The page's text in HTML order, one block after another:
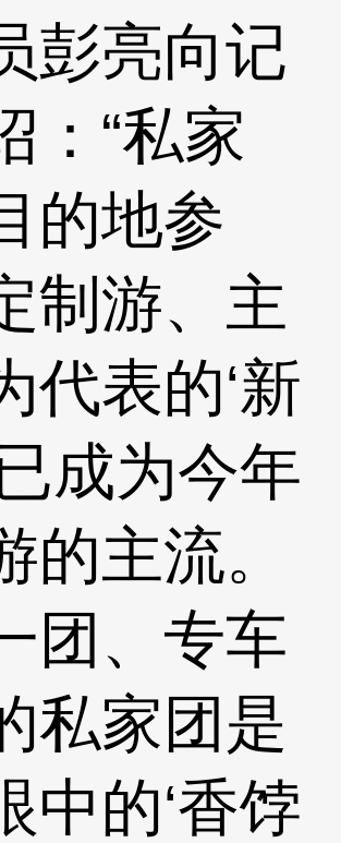
彭亮向记
：“私家
的地参
制游、主
代表的‘新
成为今年
的主流。
团、专车
私家团是
中的‘香饽